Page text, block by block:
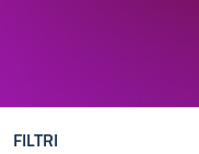
FILTRI